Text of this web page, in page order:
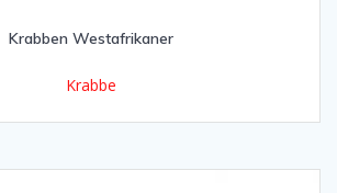
Krabben Westafrikaner
Krabbe